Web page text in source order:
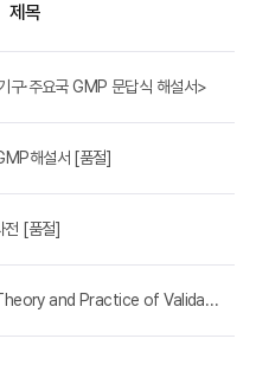
제목
·주요국 GMP 문답식 해설서>
해설서 [품절]
전 [품절]
Validation의 이론과 실제-Theory and Practice of Validation [품절]